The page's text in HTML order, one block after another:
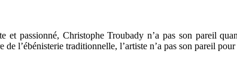
passionné, Christophe Troubady n’a pas son pareil
l’ébénisterie traditionnelle, l’artiste n’a pas son pareil